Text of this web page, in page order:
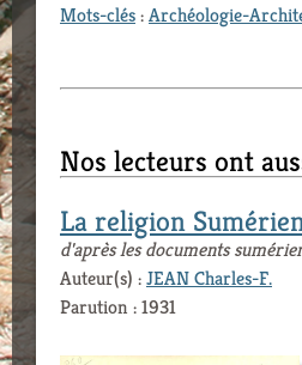
Mots-clés:Archéologie-
Nos lecteurs ont
La religion
d'après les documents
Auteur(s) :JEAN Charles-F.
Parution : 1931